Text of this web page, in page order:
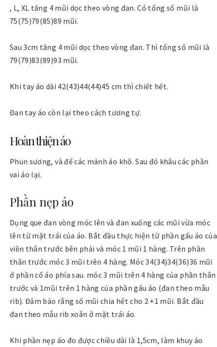
, L, XL tăng 4 mũi dọc theo vòng đan. Có tổng số mũi là
75(75)79(85)89 mũi.
Sau 3cm tăng 4 mũi dọc theo vòng đan. Thì tổng số mũi là
79(79)83(89)93 mũi.
Khi tay áo dài 42(43)44(44)45 cm thì chiết hết.
Đan tay áo còn lại theo cách tương tự.
Hoàn thiện áo
Phun sương, và để các mảnh áo khô. Sau đó khâu các phần
vai áo lại.
Phần nẹp áo
Dụng que đan vòng móc lên và đan xuống các mũi vừa móc
lên từ mặt trái của áo. Bắt đầu thực hiện từ phần gấu áo của
viền thân trước bên phải và móc 1 mũi 1 hàng. Trên phần
thân trước móc 3 mũi trên 4 hàng. Móc 34(34)34(36)36 mũi
ở phần cổ áo phía sau. móc 3 mũi trên 4 hàng của phần thân
trước và 1mũi trên 1 hàng của phần gấu áo (đan theo mẫu
rib). Đảm bảo rằng số mũi chia hết cho 2 +1 mũi. Bắt đầu
đan theo mẫu rib xoắn ở mặt trái áo.
Khi phần nẹp áo đo được chiều dài là 1,5cm, làm khuy áo